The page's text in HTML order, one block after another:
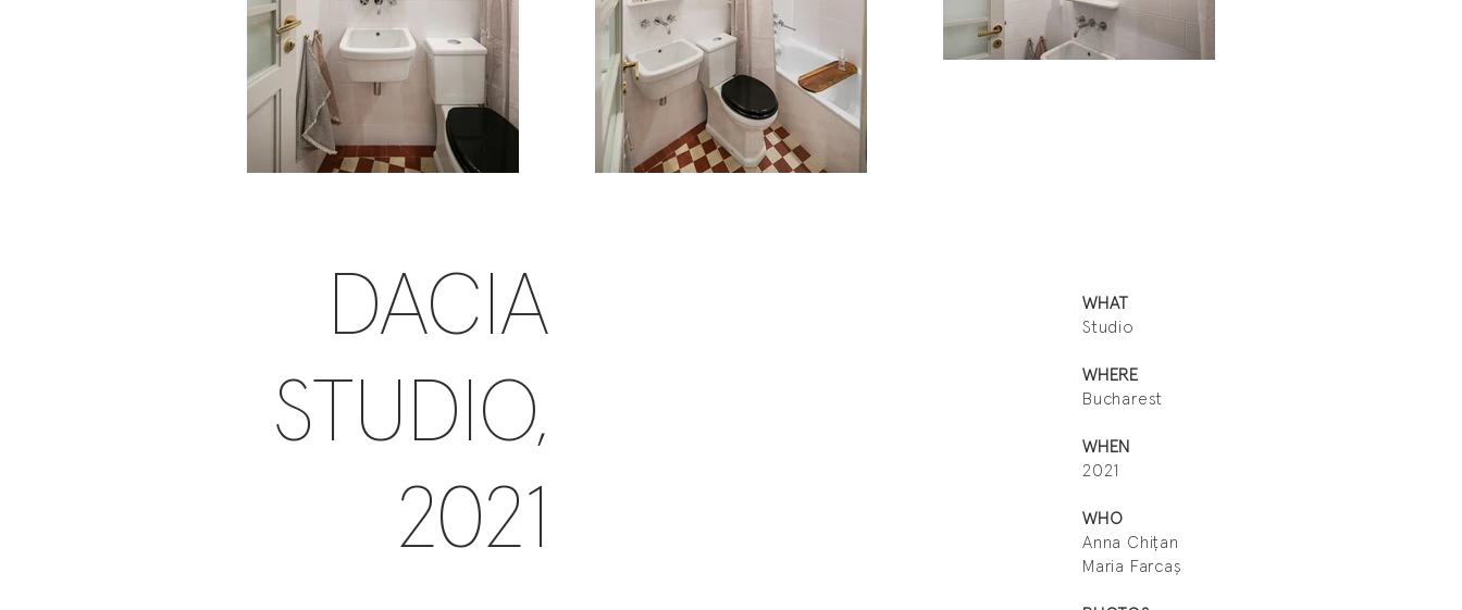
DACIA
STUDIO,
2021
WHAT
Studio
WHERE
Bucharest
WHEN
2021
WHO
Anna Chițan
Maria Farcaș